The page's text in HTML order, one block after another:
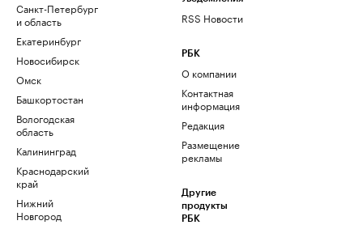
Санкт-Петербург
и область
Екатеринбург
Новосибирск
Омск
Башкортостан
Вологодская
область
Калининград
Краснодарский
край
Нижний
Новгород
RSS Новости
РБК
О компании
Контактная
информация
Редакция
Размещение
рекламы
Другие
продукты
РБК